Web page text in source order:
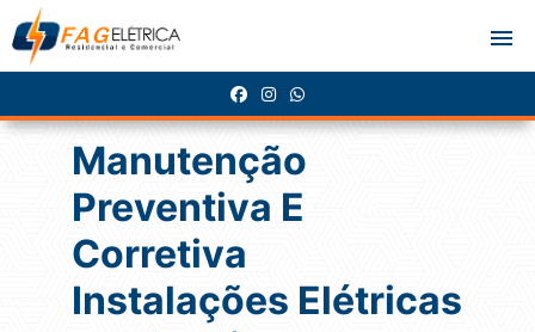
Manutenção
Preventiva E
Corretiva
Instalações Elétricas